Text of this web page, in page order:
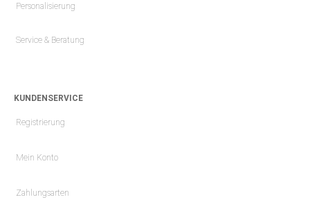
Personalisierung
Service & Beratung
KUNDENSERVICE
Registrierung
Mein Konto
Zahlungsarten